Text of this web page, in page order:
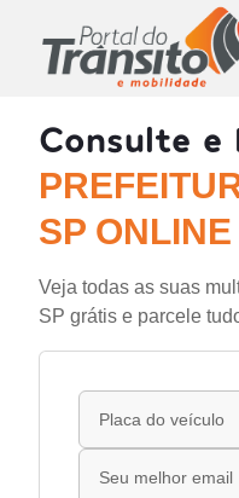
Consulte e
SP ONLINE
Veja todas as suas
SP grátis e parcele